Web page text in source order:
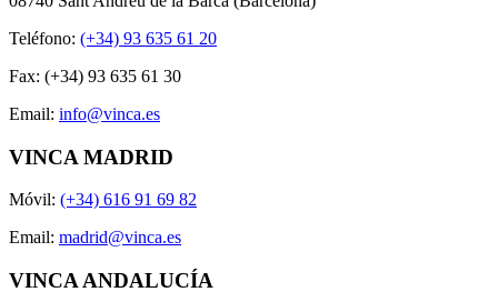
Teléfono: (+34) 93 635 61 20
Fax: (+34) 93 635 61 30
Email: info@vinca.es
VINCA MADRID
Móvil: (+34) 616 91 69 82
Email: madrid@vinca.es
VINCA ANDALUCÍA